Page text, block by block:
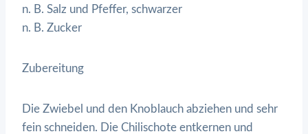
n. B. Salz und Pfeffer, schwarzer
n. B. Zucker
Zubereitung
Die Zwiebel und den Knoblauch abziehen und sehr
fein schneiden. Die Chilischote entkernen und